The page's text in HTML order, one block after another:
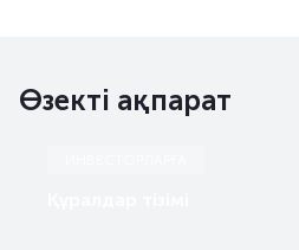
Өзекті ақпарат